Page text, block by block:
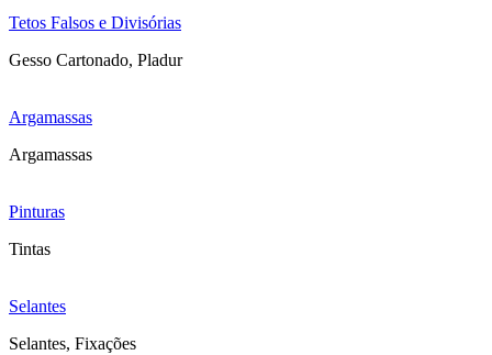
Tetos Falsos e Divisórias
Gesso Cartonado, Pladur
Argamassas
Argamassas
Pinturas
Tintas
Selantes
Selantes, Fixações